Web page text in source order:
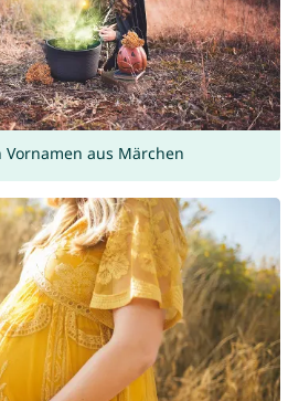
Vornamen aus Märchen